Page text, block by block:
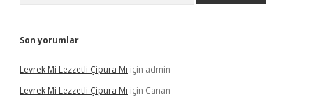
Son yorumlar
Levrek Mi Lezzetli Çipura Mı için admin
Levrek Mi Lezzetli Çipura Mı için Canan